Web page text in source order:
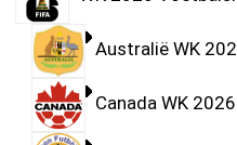
Australië WK
Canada WK